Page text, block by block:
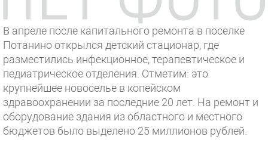
В апреле после капитального ремонта в поселке
Потанино открылся детский стационар, где
разместились инфекционное, терапевтическое и
педиатрическое отделения. Отметим: это
крупнейшее новоселье в копейском
здравоохранении за последние 20 лет. На ремонт и
оборудование здания из областного и местного
бюджетов было выделено 25 миллионов рублей.